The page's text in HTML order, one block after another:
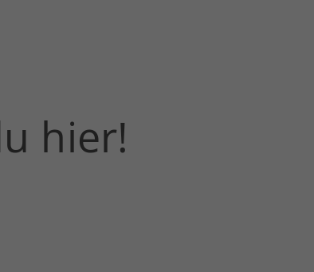
hier!